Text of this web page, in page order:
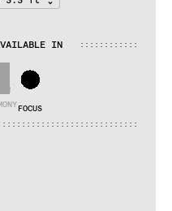
IN : : : : : : : : : : : :
FOCUS
: : : : : : : : : : : : : : : : : : : : : : : : : : : :
in India.